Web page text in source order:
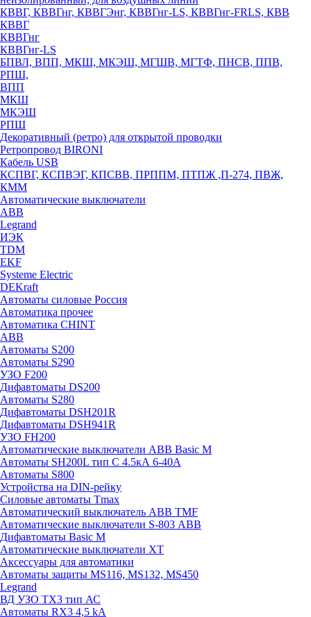
КВВГ, КВВГнг, КВВГЭнг, КВВГнг-LS, КВВГнг-FRLS, КВВ
КВВГ
КВВГнг
КВВГнг-LS
БПВЛ, ВПП, МКШ, МКЭШ, МГШВ, МГТФ, ПНСВ, ППВ,
РПШ,
ВПП
МКШ
МКЭШ
РПШ
Декоративный (ретро) для открытой проводки
Ретропровод BIRONI
Кабель USB
КСПВГ, КСПВЭГ, КПСВВ, ПРППМ, ПТПЖ ,П-274, ПВЖ,
КММ
Автоматические выключатели
ABB
Legrand
ИЭК
TDM
EKF
Systeme Electric
DEKraft
Автоматы силовые Россия
Автоматика прочее
Автоматика CHINT
ABB
Автоматы S200
Автоматы S290
УЗО F200
Дифавтоматы DS200
Автоматы S280
Дифавтоматы DSH201R
Дифавтоматы DSH941R
УЗО FH200
Автоматические выключатели ABB Basic M
Автоматы SH200L тип С 4.5кА 6-40А
Автоматы S800
Устройства на DIN-рейку
Силовые автоматы Tmax
Автоматический выключатель ABB TMF
Автоматические выключатели S-803 АВВ
Дифавтоматы Basic M
Автоматические выключатели XT
Аксессуары для автоматики
Автоматы защиты MS116, MS132, MS450
Legrand
ВД УЗО TX3 тип АС
Автоматы RX3 4,5 kA